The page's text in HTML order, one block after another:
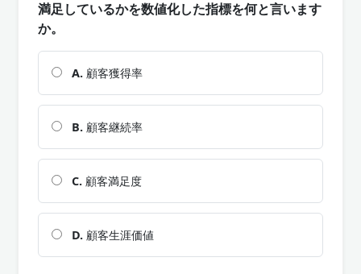
満足しているかを数値化した指標を何と言います
か。
A. 顧客獲得率
B. 顧客継続率
C. 顧客満足度
D. 顧客生涯価値